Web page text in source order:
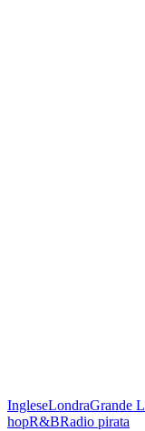
IngleseLondraGrande
hopR&BRadio pirata